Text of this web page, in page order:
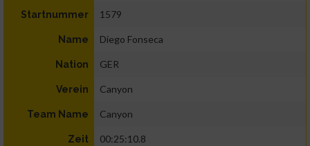
Startnummer 1579
Name Diego Fonseca
Nation GER
Verein Canyon
Team Name Canyon
Zeit 00:25:10.8